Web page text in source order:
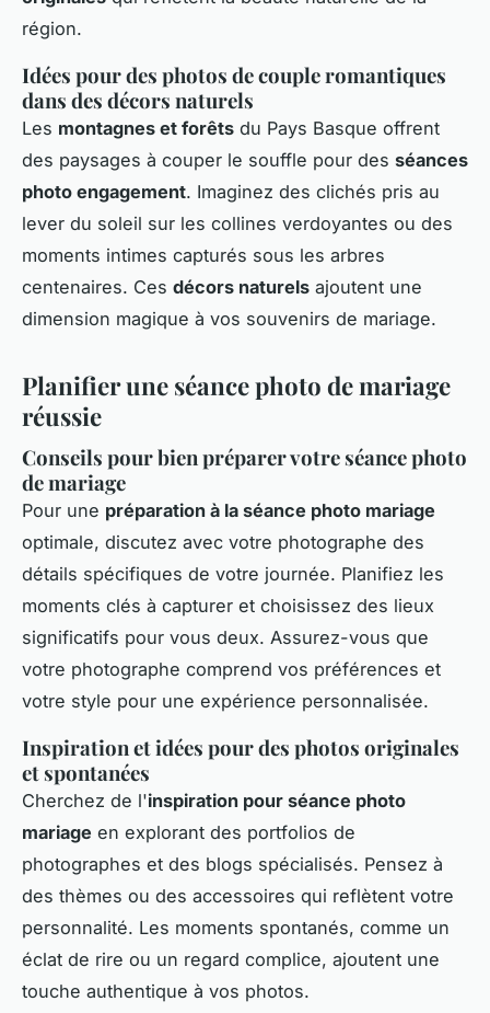
région.
Idées pour des photos de couple romantiques
dans des décors naturels
Les montagnes et forêts du Pays Basque offrent
des paysages à couper le souffle pour des séances
photo engagement. Imaginez des clichés pris au
lever du soleil sur les collines verdoyantes ou des
moments intimes capturés sous les arbres
centenaires. Ces décors naturels ajoutent une
dimension magique à vos souvenirs de mariage.
Planifier une séance photo de mariage
réussie
Conseils pour bien préparer votre séance photo
de mariage
Pour une préparation à la séance photo mariage
optimale, discutez avec votre photographe des
détails spécifiques de votre journée. Planifiez les
moments clés à capturer et choisissez des lieux
significatifs pour vous deux. Assurez-vous que
votre photographe comprend vos préférences et
votre style pour une expérience personnalisée.
Inspiration et idées pour des photos originales
et spontanées
Cherchez de l'inspiration pour séance photo
mariage en explorant des portfolios de
photographes et des blogs spécialisés. Pensez à
des thèmes ou des accessoires qui reflètent votre
personnalité. Les moments spontanés, comme un
éclat de rire ou un regard complice, ajoutent une
touche authentique à vos photos.